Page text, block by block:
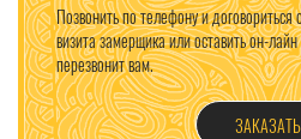
Позвонить по телефону и
визита замерщика или оставить он-
перезвонит вам.
ЗАКАЗАТЬ